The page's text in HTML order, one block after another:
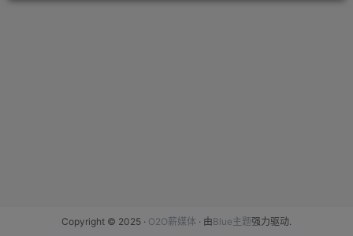
Copyright © 2025 · O2O薪媒体 · 由Blue主题强力驱动.